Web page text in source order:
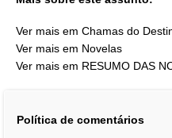
Ver mais em Chamas do
Ver mais em Novelas
Ver mais em RESUMO DAS
Política de comentários